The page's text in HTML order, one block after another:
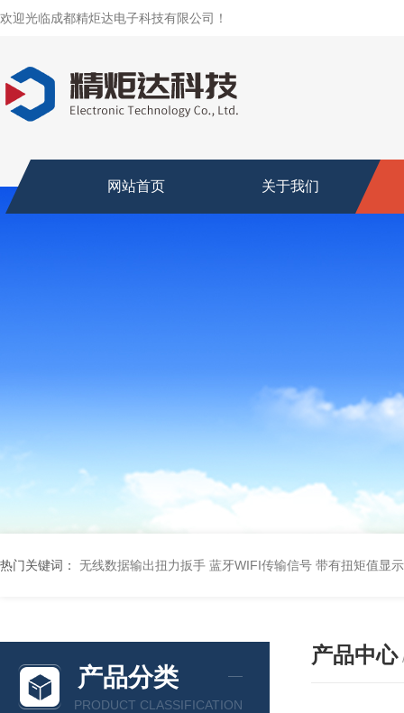
欢迎光临成都精炬达电子科技有限公司！
网站首页 关于我们
热门关键词： 无线数据输出扭力扳手 蓝牙WIFI传输信号 带有扭矩值显
产品分类
PRODUCT CLASSIFICATION
产品中心